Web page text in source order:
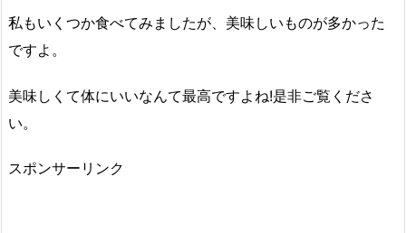
私もいくつか食べてみましたが、美味しいものが多かった
ですよ。
美味しくて体にいいなんて最高ですよね!是非ご覧くださ
い。
スポンサーリンク